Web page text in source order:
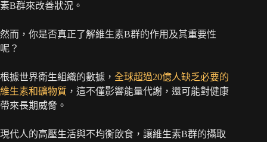
素B群來改善狀況。
然而，你是否真正了解維生素B群的作用及其重要性
呢？
根據世界衛生組織的數據， 全球超過20億人缺乏必要的
維生素和礦物質 ，這不僅影響能量代謝，還可能對健康
帶來長期威脅。
現代人的高壓生活與不均衡飲食，讓維生素B群的攝取